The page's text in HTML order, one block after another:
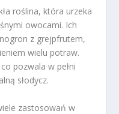
roślina, która urzeka
owocami. Ich
z grejpfrutem,
wielu potraw.
pozwala w pełni
słodycz.
zastosowań w